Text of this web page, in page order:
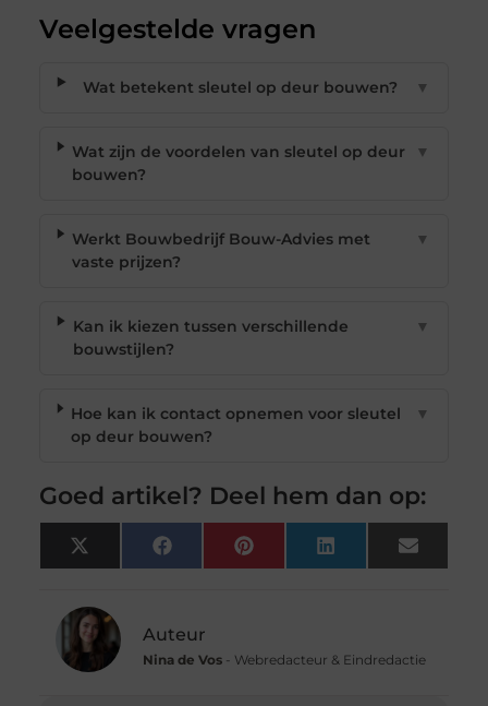
Veelgestelde vragen
Wat betekent sleutel op deur bouwen? ▼
Wat zijn de voordelen van sleutel op deur
bouwen?
▼
Werkt Bouwbedrijf Bouw-Advies met
vaste prijzen?
▼
Kan ik kiezen tussen verschillende
bouwstijlen?
▼
Hoe kan ik contact opnemen voor sleutel
op deur bouwen?
▼
Goed artikel? Deel hem dan op:
X
(Twitter)
FacebookPinterest LinkedIn Email
Auteur
Nina de Vos- Webredacteur & Eindredactie